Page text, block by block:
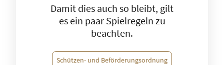
Damit dies auch so bleibt, gilt
es ein paar Spielregeln zu
beachten.
Schützen- und Beförderungsordnung